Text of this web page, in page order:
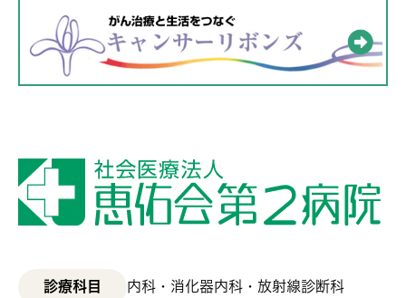
診療科目 内科・消化器内科・放射線診断科